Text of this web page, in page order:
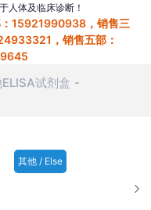
人体及临床诊断！
15921990938，销售三
，销售五部：
试剂盒
其他 / Else